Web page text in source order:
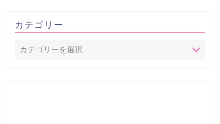
カテゴリー